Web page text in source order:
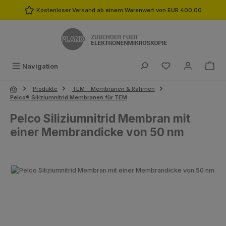
Zum Hauptinhalt springen
Kostenloser Versand ab einem Warenwert von EUR 400,00
Navigation Du hast 0
Produkte
TEM - Membranen & Rahmen
Pelco® Siliziumnitrid Membranen für TEM
Pelco Siliziumnitrid Membran mit
einer Membrandicke von 50 nm
Bildergalerie überspringen